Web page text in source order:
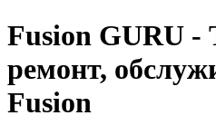
Fusion GURU -
ремонт,
Fusion